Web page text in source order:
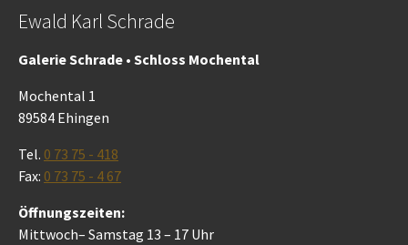
Ewald Karl Schrade
Galerie Schrade • Schloss Mochental
Mochental 1
89584 Ehingen
Tel. 0 73 75 - 418
Fax: 0 73 75 - 4 67
Öffnungszeiten:
Mittwoch– Samstag 13 – 17 Uhr